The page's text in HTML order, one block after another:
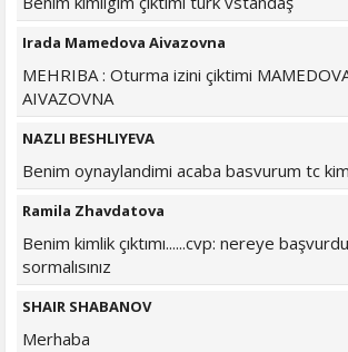
Irada Mamedova Aivazovna
MEHRIBA : Oturma izini çiktimi
AIVAZOVNA
NAZLI BESHLIYEVA
Benim oynaylandimi acaba basvurum tc
Ramila Zhavdatova
Benim kimlik çıktımı......cvp: nereye
sormalısınız
SHAIR SHABANOV
Merhaba